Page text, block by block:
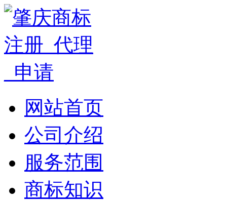
网站首页
公司介绍
服务范围
商标知识